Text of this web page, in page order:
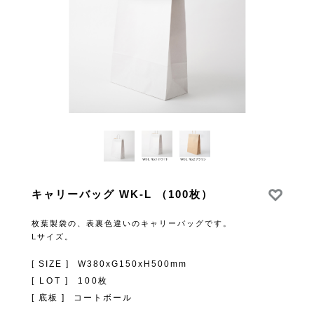
キャリーバッグ WK-L （100枚）
枚葉製袋の、表裏色違いのキャリーバッグです。
Lサイズ。
[ SIZE ]
W380xG150xH500mm
[ LOT ]
100枚
[ 底板 ]
コートボール